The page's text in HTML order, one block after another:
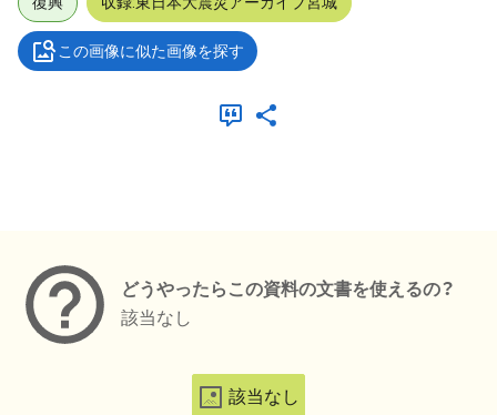
この画像に似た画像を探す
どうやったらこの資料の文書を使えるの？
該当なし
該当なし